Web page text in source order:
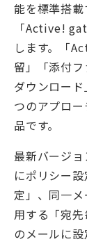
能を標準搭
「Active!
します。「
留」「添付
ダウンロー
つのアプロ
品です。
最新バージ
にポリシー
定」、同一
用する「宛
のメールに